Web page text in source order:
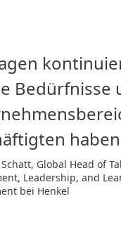
Bedürfnisse
Global Head of
Leadership, and
bei Henkel